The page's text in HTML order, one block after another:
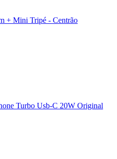
+ Mini Tripé - Centrão
Turbo Usb-C 20W Original